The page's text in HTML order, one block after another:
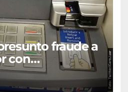
fraude a
con
visual en cajero